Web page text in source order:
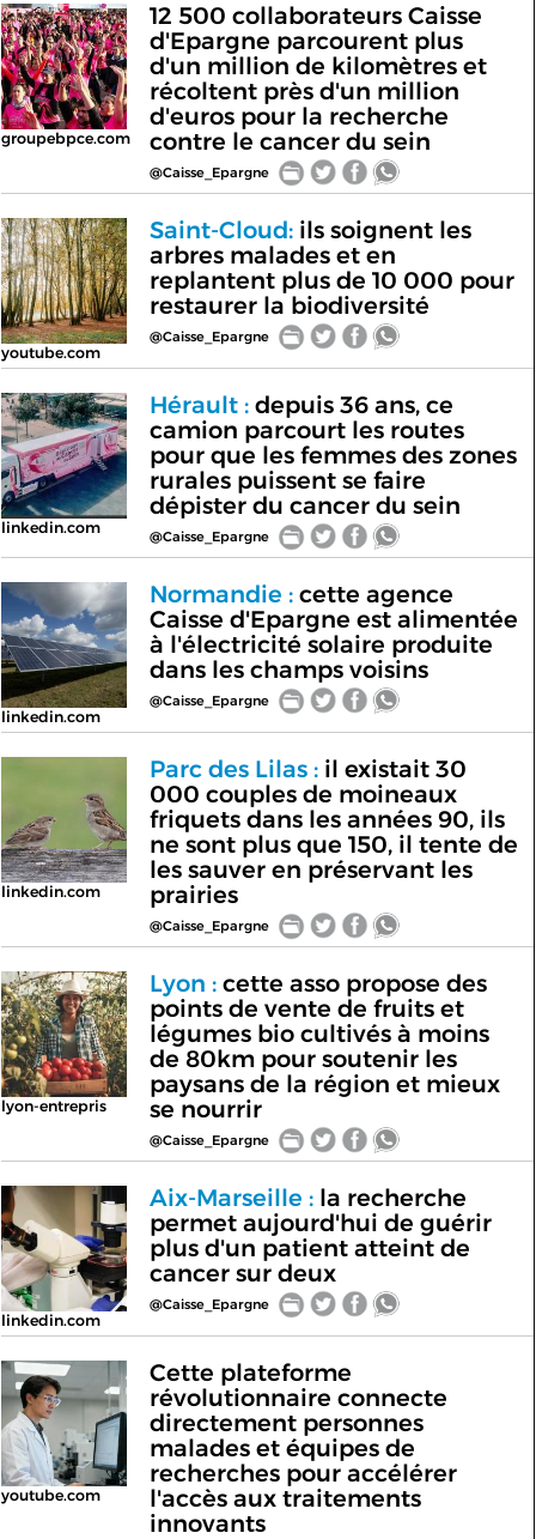
groupebpce.com
12 500 collaborateurs Caisse
d'Epargne parcourent plus
d'un million de kilomètres et
récoltent près d'un million
d'euros pour la recherche
contre le cancer du sein
@Caisse_Epargne
youtube.com
Saint-Cloud:ils soignent les
arbres malades et en
replantent plus de 10 000 pour
restaurer la biodiversité
@Caisse_Epargne
linkedin.com
Hérault :depuis 36 ans, ce
camion parcourt les routes
pour que les femmes des zones
rurales puissent se faire
dépister du cancer du sein
@Caisse_Epargne
linkedin.com
Normandie :cette agence
Caisse d'Epargne est alimentée
à l'électricité solaire produite
dans les champs voisins
@Caisse_Epargne
linkedin.com
Parc des Lilas :il existait 30
000 couples de moineaux
friquets dans les années 90, ils
ne sont plus que 150, il tente de
les sauver en préservant les
prairies
@Caisse_Epargne
lyon-entrepris
Lyon :cette asso propose des
points de vente de fruits et
légumes bio cultivés à moins
de 80km pour soutenir les
paysans de la région et mieux
se nourrir
@Caisse_Epargne
linkedin.com
Aix-Marseille :la recherche
permet aujourd'hui de guérir
plus d'un patient atteint de
cancer sur deux
@Caisse_Epargne
youtube.com
Cette plateforme
révolutionnaire connecte
directement personnes
malades et équipes de
recherches pour accélérer
l'accès aux traitements
innovants